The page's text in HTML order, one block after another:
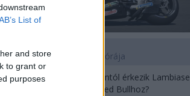
List of
and store
to grant or
purposes
18 órája
Sajtó: Az Aston Martintól érkezik Lambiase
utódja a Red Bullhoz?